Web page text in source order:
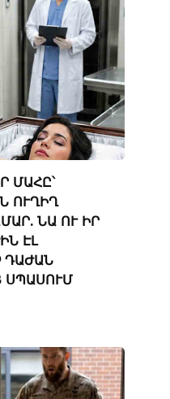
ՄԱՀԸ՝
ՈՒՂԻՂ
ՆԱ ՈՒ ԻՐ
ԷԼ
ԴԱԺԱՆ
ՍՊԱՍՈՒՄ